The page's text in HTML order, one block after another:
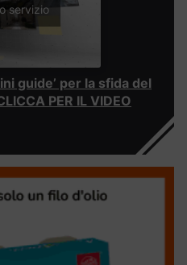
servizio
guide’ per la sfida del
PER IL VIDEO